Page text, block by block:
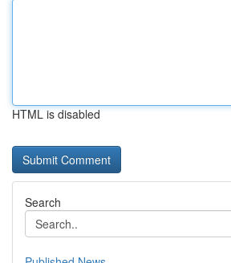
HTML is disabled
Search